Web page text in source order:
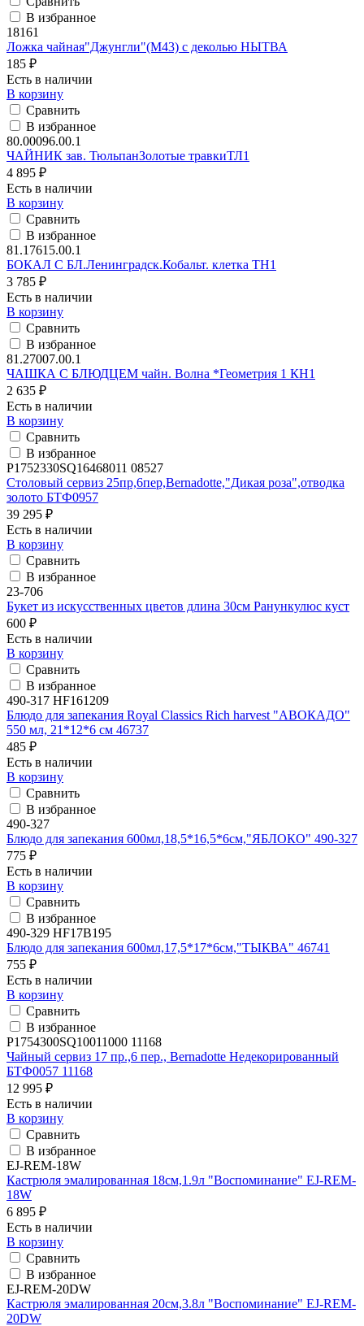
В избранное
18161
Ложка чайная"Джунгли"(М43) с деколью НЫТВА
185 ₽
Есть в наличии
В корзину
Сравнить
В избранное
80.00096.00.1
ЧАЙНИК зав. ТюльпанЗолотые травкиТЛ1
4 895 ₽
Есть в наличии
В корзину
Сравнить
В избранное
81.17615.00.1
БОКАЛ С БЛ.Ленинградск.Кобальт. клетка ТН1
3 785 ₽
Есть в наличии
В корзину
Сравнить
В избранное
81.27007.00.1
ЧАШКА С БЛЮДЦЕМ чайн. Волна *Геометрия 1 КН1
2 635 ₽
Есть в наличии
В корзину
Сравнить
В избранное
P1752330SQ16468011 08527
Столовый сервиз 25пр,6пер,Bernadotte,"Дикая роза",отводка
золото БТФ0957
39 295 ₽
Есть в наличии
В корзину
Сравнить
В избранное
23-706
Букет из искусственных цветов длина 30см Ранункулюс куст
600 ₽
Есть в наличии
В корзину
Сравнить
В избранное
490-317 HF161209
Блюдо для запекания Royal Classics Rich harvest "АВОКАДО"
550 мл, 21*12*6 см 46737
485 ₽
Есть в наличии
В корзину
Сравнить
В избранное
490-327
Блюдо для запекания 600мл,18,5*16,5*6см,"ЯБЛОКО" 490-327
775 ₽
Есть в наличии
В корзину
Сравнить
В избранное
490-329 HF17B195
Блюдо для запекания 600мл,17,5*17*6см,"ТЫКВА" 46741
755 ₽
Есть в наличии
В корзину
Сравнить
В избранное
P1754300SQ10011000 11168
Чайный сервиз 17 пр.,6 пер., Bernadotte Недекорированный
БТФ0057 11168
12 995 ₽
Есть в наличии
В корзину
Сравнить
В избранное
EJ-REM-18W
Кастрюля эмалированная 18см,1.9л "Воспоминание" EJ-REM-
18W
6 895 ₽
Есть в наличии
В корзину
Сравнить
В избранное
EJ-REM-20DW
Кастрюля эмалированная 20см,3.8л "Воспоминание" EJ-REM-
20DW